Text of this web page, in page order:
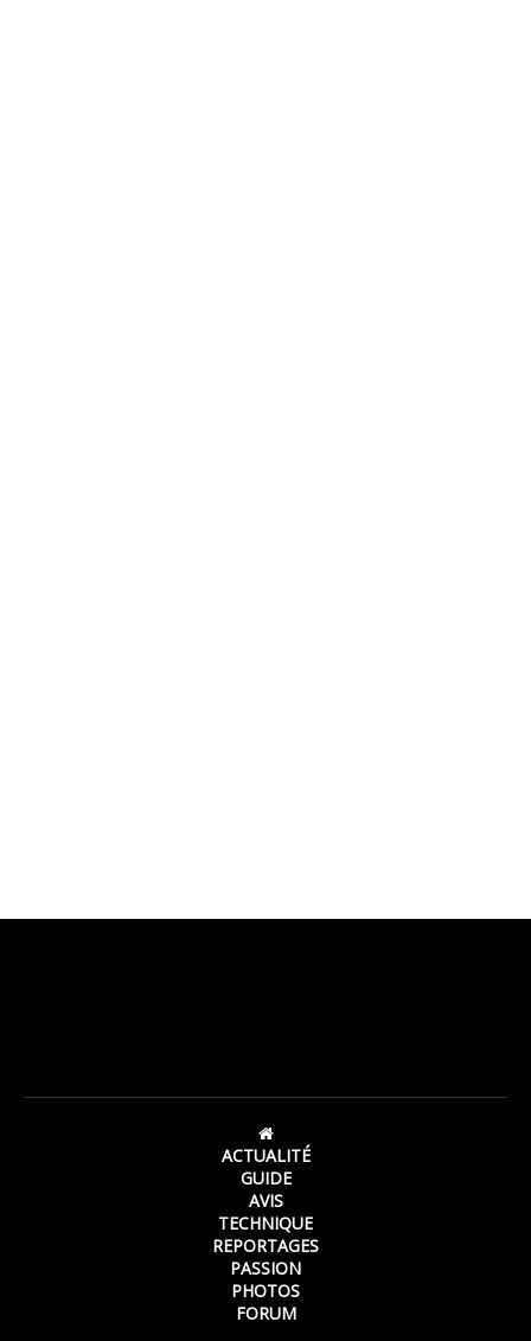
ACTUALITÉ
GUIDE
AVIS
TECHNIQUE
REPORTAGES
PASSION
PHOTOS
FORUM